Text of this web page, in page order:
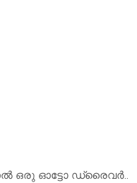
ഒരു ഓട്ടോ ഡ്രൈവർ..